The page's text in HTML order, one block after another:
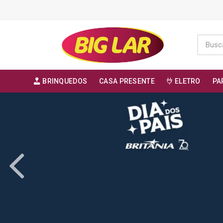
BRINQUEDOS CASA PRESENTE ELETRO